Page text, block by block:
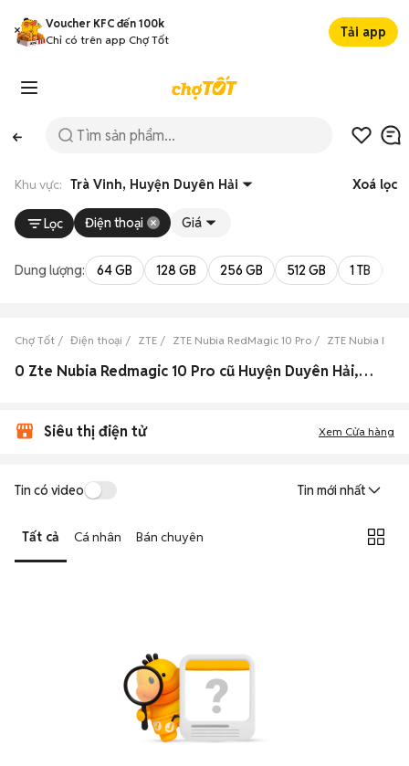
Voucher KFC đến 100k
Chỉ có trên app Chợ Tốt
Tải app
Khu vực: Trà Vinh, Huyện Duyên Hải Xoá lọc
Lọc Điện thoại Giá
Dung lượng: 64 GB 128 GB 256 GB 512 GB 1 TB
Chợ Tốt Điện thoại ZTE ZTE Nubia RedMagic 10 Pro ZTE Nubia
0 Zte Nubia Redmagic 10 Pro cũ Huyện Duyên Hải, Trà Vinh đẹp
Siêu thị điện tử Xem Cửa hàng
Tin có video Tin mới nhất
Tất cả Cá nhân Bán chuyên